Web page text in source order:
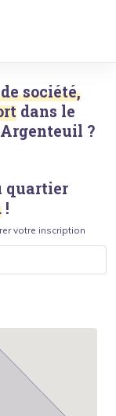
société,
dans le
Argenteuil ?
quartier
!
votre inscription